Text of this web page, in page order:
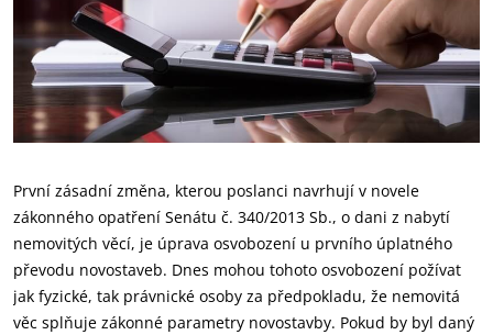
První zásadní změna, kterou poslanci navrhují v novele
zákonného opatření Senátu č. 340/2013 Sb., o dani z nabytí
nemovitých věcí, je úprava osvobození u prvního úplatného
převodu novostaveb. Dnes mohou tohoto osvobození požívat
jak fyzické, tak právnické osoby za předpokladu, že nemovitá
věc splňuje zákonné parametry novostavby. Pokud by byl daný